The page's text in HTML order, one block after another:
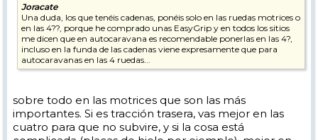
Joracate
Una duda, los que tenéis cadenas, ponéis solo en las ruedas motrices o
en las 4??, porque he comprado unas EasyGrip y en todos los sitios
me dicen que en autocaravana es recomendable ponerlas en las 4?,
incluso en la funda de las cadenas viene expresamente que para
autocaravanas en las 4 ruedas...
sobre todo en las motrices que son las más
importantes. Si es tracción trasera, vas mejor en las
cuatro para que no subvire, y si la cosa está